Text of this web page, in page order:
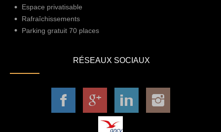
Espace privatisable
Rafraîchissements
Parking gratuit 70 places
RÉSEAUX SOCIAUX